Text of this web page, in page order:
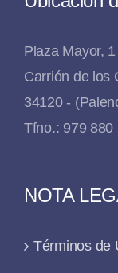
Plaza Mayor, 1
Carrión de los
34120 -
Tfno.: 979 880
NOTA
Términos de